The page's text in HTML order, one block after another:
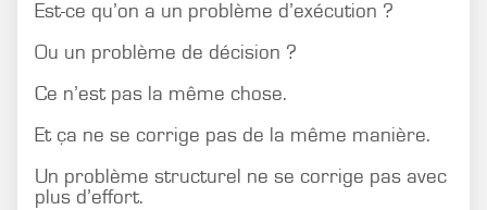
Est-ce qu’on a un problème d’exécution ?
Ou un problème de décision ?
Ce n’est pas la même chose.
Et ça ne se corrige pas de la même manière.
Un problème structurel ne se corrige pas avec
plus d’effort.